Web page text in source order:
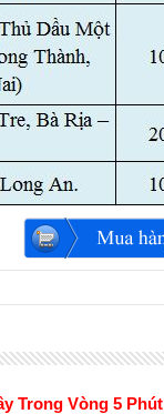
Trong Vòng 5 Phút